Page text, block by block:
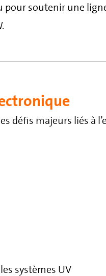
pour soutenir une
.
défis majeurs liés à
systèmes UV